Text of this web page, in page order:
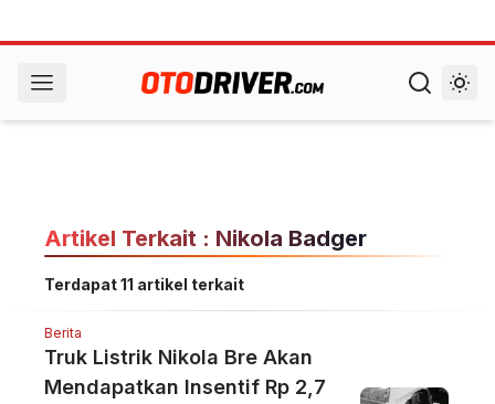
Artikel Terkait : Nikola Badger
Terdapat 11 artikel terkait
Berita
Truk Listrik Nikola Bre Akan
Mendapatkan Insentif Rp 2,7